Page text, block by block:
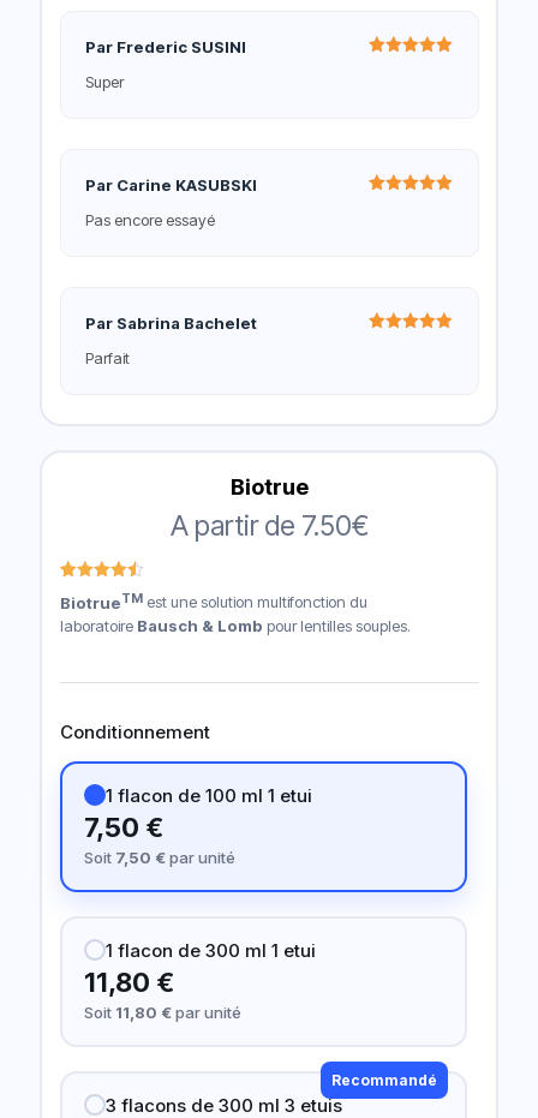
Par Frederic SUSINI
Super
Par Carine KASUBSKI
Pas encore essayé
Par Sabrina Bachelet
Parfait
Biotrue
A partir de 7.50€
4.50
sur 5
basé
BiotrueTMest une solution multifonction du
laboratoire Bausch & Lomb pour lentilles souples.
Conditionnement
1 flacon de 100 ml 1 etui
7,50 €
Soit 7,50 €par unité
1 flacon de 300 ml 1 etui
11,80 €
Soit 11,80 €par unité
Recommandé
3 flacons de 300 ml 3 etuis